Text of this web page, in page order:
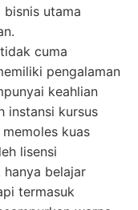
bisnis utama
cuma
pengalaman
keahlian
instansi kursus
kuas
lisensi
belajar
termasuk